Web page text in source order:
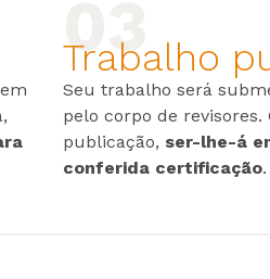
Trabalho
Seu trabalho será
pelo corpo de revisores.
publicação, ser-lhe-á
conferida certificação.